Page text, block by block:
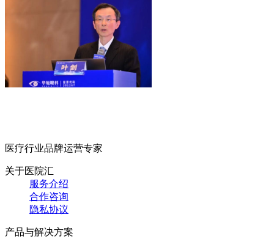
医疗行业品牌运营专家
关于医院汇
服务介绍
合作咨询
隐私协议
产品与解决方案